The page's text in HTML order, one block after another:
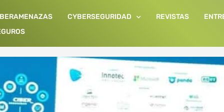
CYBERSEGURIDAD REVISTAS